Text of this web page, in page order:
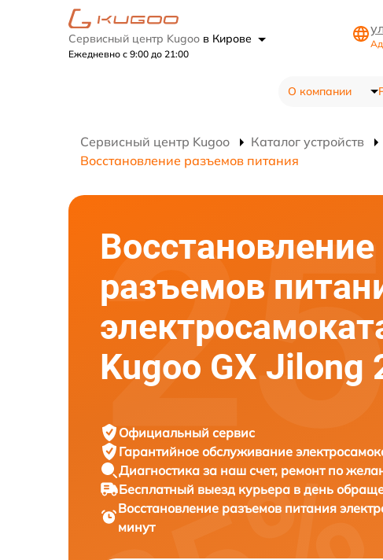
Сервисный центр Kugoo в Кирове
Ежедневно с 9:00 до 21:00
О компании
Сервисный центр Kugoo Каталог устройств
Восстановление разъемов питания
Восстановление
разъемов
Kugoo GX Jilong
Официальный сервис
Гарантийное обслуживание
Диагностика за наш счет, ремонт по
Бесплатный выезд курьера в день
Восстановление разъемов питания
минут